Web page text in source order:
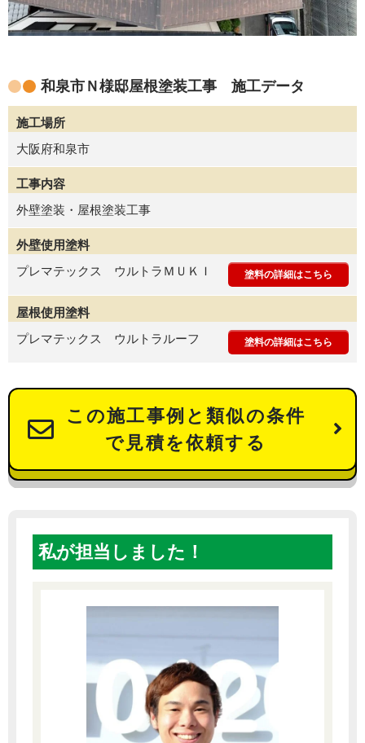
和泉市Ｎ様邸屋根塗装工事 施工データ
施工場所
大阪府和泉市
工事内容
外壁塗装・屋根塗装工事
外壁使用塗料
プレマテックス ウルトラＭＵＫＩ
塗料の詳細はこちら
屋根使用塗料
プレマテックス ウルトラルーフ
塗料の詳細はこちら
この施工事例と類似の条件
で見積を依頼する
私が担当しました！